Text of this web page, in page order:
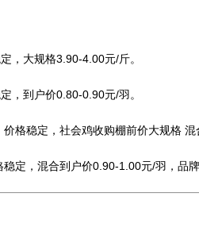
，大规格3.90-4.00元/斤。
，到户价0.80-0.90元/羽。
格稳定，社会鸡收购棚前价大规格
定，混合到户价0.90-1.00元/羽，品